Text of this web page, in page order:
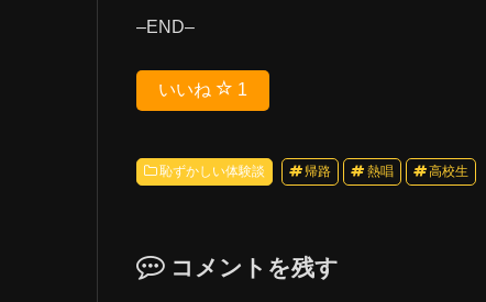
–END–
いいね 1
恥ずかしい体験談 帰路 熱唱 高校生
コメントを残す